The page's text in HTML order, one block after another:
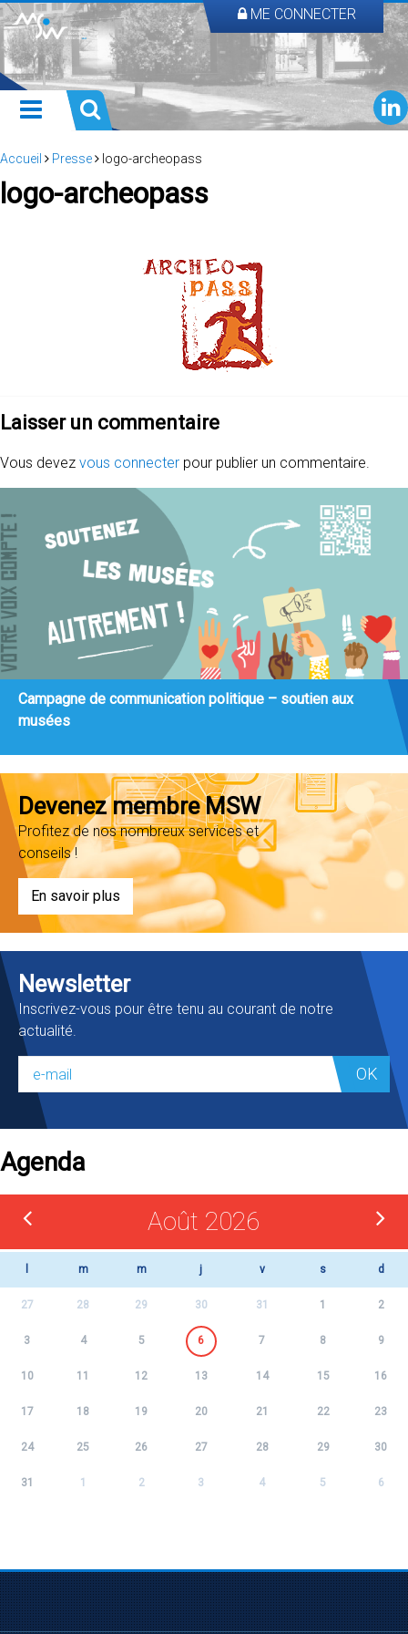
ME CONNECTER
Accueil Presse logo-archeopass
logo-archeopass
Laisser un commentaire
Vous devez vous connecter pour publier un commentaire.
Campagne de communication politique – soutien aux
musées
Devenez membre MSW
Profitez de nos nombreux services et
conseils !
En savoir plus
Newsletter
Inscrivez-vous pour être tenu au courant de notre
actualité.
OK
Agenda
Août 2026
m m j v s d
27 28 29 30 31 1 2
3 4 5 6 7 8 9
10 11 12 13 14 15 16
17 18 19 20 21 22 23
24 25 26 27 28 29 30
31 1 2 3 4 5 6